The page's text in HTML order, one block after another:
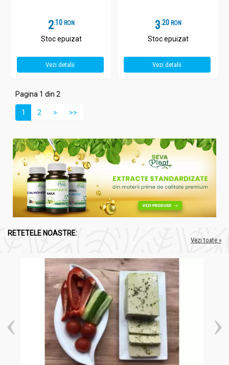
2.1 RON
Stoc epuizat
Vezi detalii
3.2 RON
Stoc epuizat
Vezi detalii
Pagina 1 din 2
1 2 > >>
RETETELE NOASTRE:
Vezi toate »